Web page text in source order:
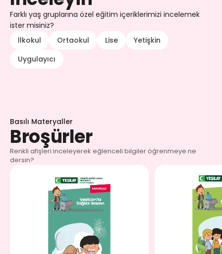
Farklı yaş gruplarına özel eğitim içeriklerimizi incelemek
ister misiniz?
İlkokul
Ortaokul Lise
Yetişkin
Uygulayıcı
Basılı Materyaller
Broşürler
Renkli afişleri inceleyerek eğlenceli bilgiler öğrenmeye ne
dersin?